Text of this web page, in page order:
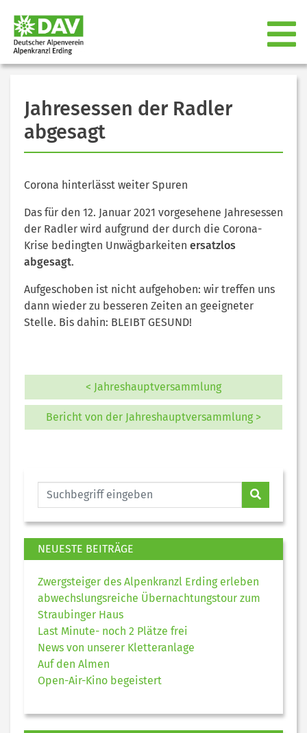
Jahresessen der Radler
abgesagt
Corona hinterlässt weiter Spuren
Das für den 12. Januar 2021 vorgesehene Jahresessen
der Radler wird aufgrund der durch die Corona-
Krise bedingten Unwägbarkeiten ersatzlos
abgesagt.
Aufgeschoben ist nicht aufgehoben: wir treffen uns
dann wieder zu besseren Zeiten an geeigneter
Stelle. Bis dahin: BLEIBT GESUND!
< Jahreshauptversammlung
Bericht von der Jahreshauptversammlung >
NEUESTE BEITRÄGE
Zwergsteiger des Alpenkranzl Erding erleben
abwechslungsreiche Übernachtungstour zum
Straubinger Haus
Last Minute- noch 2 Plätze frei
News von unserer Kletteranlage
Auf den Almen
Open-Air-Kino begeistert